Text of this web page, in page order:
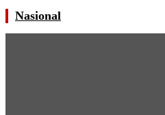
Nasional